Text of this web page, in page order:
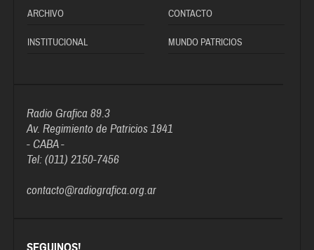
ARCHIVO CONTACTO
INSTITUCIONAL MUNDO PATRICIOS
Radio Grafica 89.3
Av. Regimiento de Patricios 1941
- CABA -
Tel: (011) 2150-7456
contacto@radiografica.org.ar